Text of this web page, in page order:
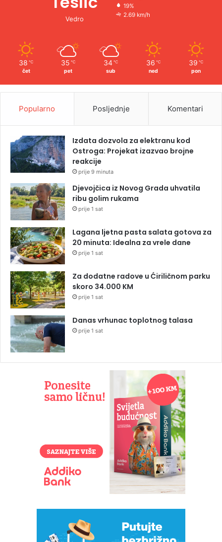
Vedro
19%
2.69 km/h
38 ℃
čet
35 ℃
pet
34 ℃
sub
36 ℃
ned
39 ℃
pon
Popularno Posljednje Komentari
Izdata dozvola za elektranu kod
Ostroga: Projekat izazvao brojne
reakcije
prije 9 minuta
Djevojčica iz Novog Grada uhvatila
ribu golim rukama
prije 1 sat
Lagana ljetna pasta salata gotova za
20 minuta: Idealna za vrele dane
prije 1 sat
Za dodatne radove u Ćiriličnom parku
skoro 34.000 KM
prije 1 sat
Danas vrhunac toplotnog talasa
prije 1 sat